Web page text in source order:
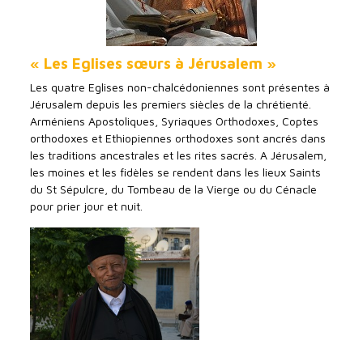
« Les Eglises sœurs à Jérusalem »
Les quatre Eglises non-chalcédoniennes sont présentes à
Jérusalem depuis les premiers siècles de la chrétienté.
Arméniens Apostoliques, Syriaques Orthodoxes, Coptes
orthodoxes et Ethiopiennes orthodoxes sont ancrés dans
les traditions ancestrales et les rites sacrés. A Jérusalem,
les moines et les fidèles se rendent dans les lieux Saints
du St Sépulcre, du Tombeau de la Vierge ou du Cénacle
pour prier jour et nuit.